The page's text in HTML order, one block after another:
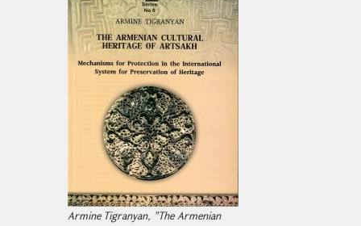
Armine Tigranyan, "The Armenian